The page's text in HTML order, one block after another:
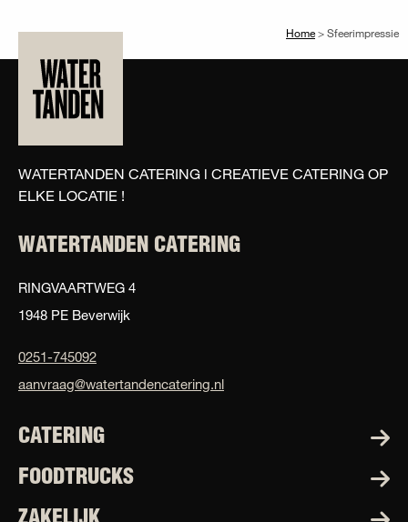
Home>Sfeerimpressie
WATERTANDEN CATERING l CREATIEVE CATERING OP
ELKE LOCATIE !
WATERTANDEN CATERING
RINGVAARTWEG 4
1948 PE Beverwijk
0251-745092
aanvraag@watertandencatering.nl
CATERING
FOODTRUCKS